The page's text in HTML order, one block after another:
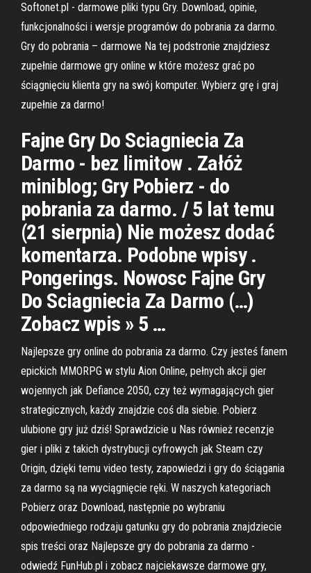
Softonet.pl - darmowe pliki typu Gry. Download, opinie,
funkcjonalności i wersje programów do pobrania za darmo.
Gry do pobrania – darmowe Na tej podstronie znajdziesz
zupełnie darmowe gry online w które możesz grać po
ściągnięciu klienta gry na swój komputer. Wybierz grę i graj
zupełnie za darmo!
Fajne Gry Do Sciagniecia Za
Darmo - bez limitow . Załóż
miniblog; Gry Pobierz - do
pobrania za darmo. / 5 lat temu
(21 sierpnia) Nie możesz dodać
komentarza. Podobne wpisy .
Pongerings. Nowosc Fajne Gry
Do Sciagniecia Za Darmo (…)
Zobacz wpis » 5 …
Najlepsze gry online do pobrania za darmo. Czy jesteś fanem
epickich MMORPG w stylu Aion Online, pełnych akcji gier
wojennych jak Defiance 2050, czy też wymagających gier
strategicznych, każdy znajdzie coś dla siebie. Pobierz
ulubione gry już dziś! Sprawdzicie u Nas również recenzje
gier i pliki z takich dystrybucji cyfrowych jak Steam czy
Origin, dzięki temu video testy, zapowiedzi i gry do ściągania
za darmo są na wyciągnięcie ręki. W naszych kategoriach
Pobierz oraz Download, następnie po wybraniu
odpowiedniego rodzaju gatunku gry do pobrania znajdziecie
spis treści oraz Najlepsze gry do pobrania za darmo -
odwiedź FunHub.pl i zobacz najciekawsze darmowe gry,